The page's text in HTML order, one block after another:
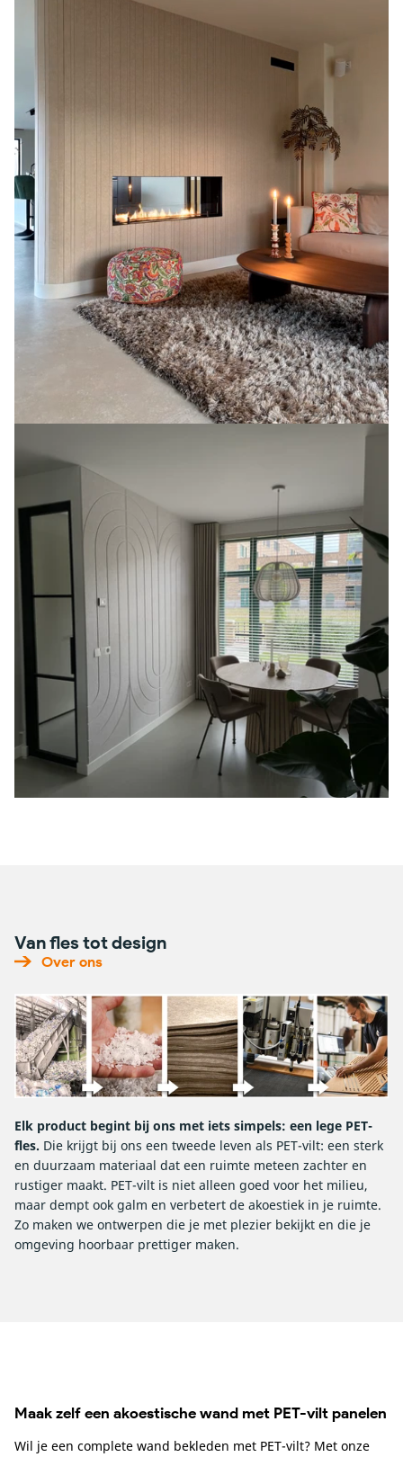
Van fles tot design
Over ons
Elk product begint bij ons met iets simpels: een lege PET-
fles. Die krijgt bij ons een tweede leven als PET-vilt: een sterk
en duurzaam materiaal dat een ruimte meteen zachter en
rustiger maakt. PET-vilt is niet alleen goed voor het milieu,
maar dempt ook galm en verbetert de akoestiek in je ruimte.
Zo maken we ontwerpen die je met plezier bekijkt en die je
omgeving hoorbaar prettiger maken.
Maak zelf een akoestische wand met PET-vilt panelen
Wil je een complete wand bekleden met PET-vilt? Met onze